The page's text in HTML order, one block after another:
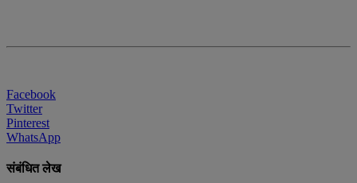
Facebook
Twitter
Pinterest
WhatsApp
संबंधित लेख